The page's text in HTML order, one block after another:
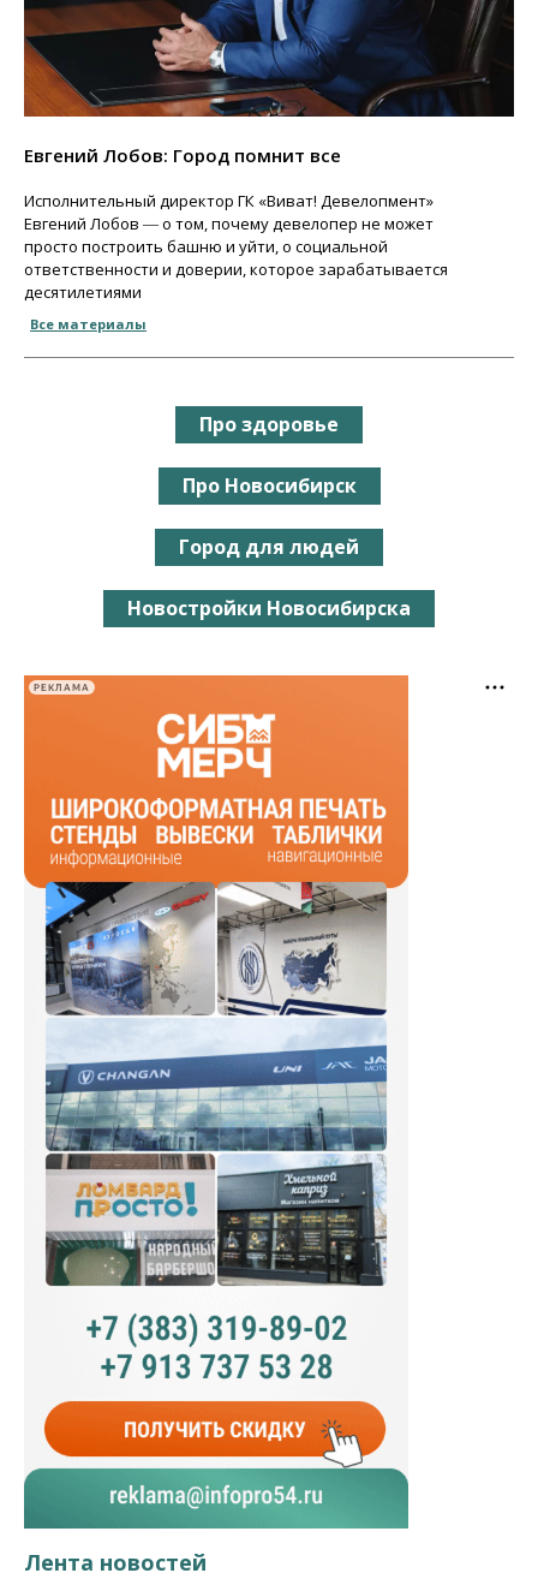
Евгений Лобов: Город помнит все
Исполнительный директор ГК «Виват! Девелопмент»
Евгений Лобов ― о том, почему девелопер не может
просто построить башню и уйти, о социальной
ответственности и доверии, которое зарабатывается
десятилетиями
Все материалы
Про здоровье
Про Новосибирск
Город для людей
Новостройки Новосибирска
РЕКЛАМА
Лента новостей